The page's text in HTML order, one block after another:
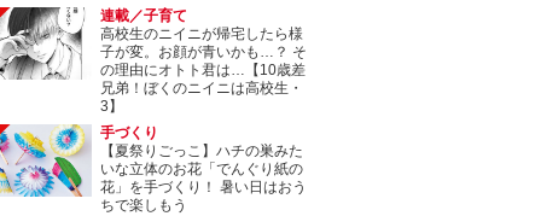
連載／子育て
高校生のニイニが帰宅したら様
子が変。お顔が青いかも…？ そ
の理由にオトト君は…【10歳差
兄弟！ぼくのニイニは高校生・
3】
手づくり
【夏祭りごっこ】ハチの巣みた
いな立体のお花「でんぐり紙の
花」を手づくり！ 暑い日はおう
ちで楽しもう